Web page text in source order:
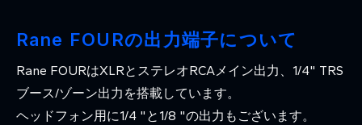
Rane FOURの出力端子について
Rane FOURはXLRとステレオRCAメイン出力、1/4" TRS
ブース/ゾーン出力を搭載しています。
ヘッドフォン用に1/4 "と1/8 "の出力もございます。